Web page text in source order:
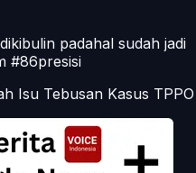
padahal sudah jadi
#86presisi
Isu Tebusan Kasus TPPO